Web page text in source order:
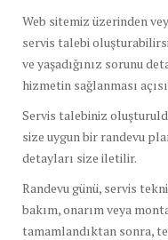
Web sitemiz üzerinden
servis talebi
ve yaşadığınız sorunu
hizmetin sağlanması
Servis talebiniz
size uygun bir randevu
detayları size iletilir.
Randevu günü, servis
bakım, onarım veya
tamamlandıktan sonra,